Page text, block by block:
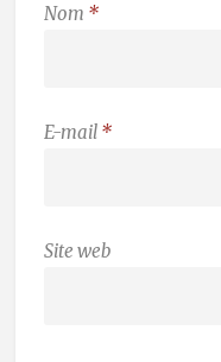
Nom *
E-mail *
Site web